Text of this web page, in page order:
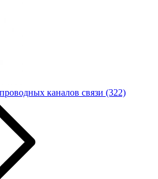
каналов связи (322)